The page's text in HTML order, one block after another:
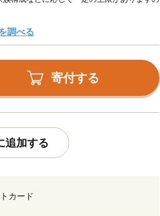
調べる
寄付する
追加する
カード